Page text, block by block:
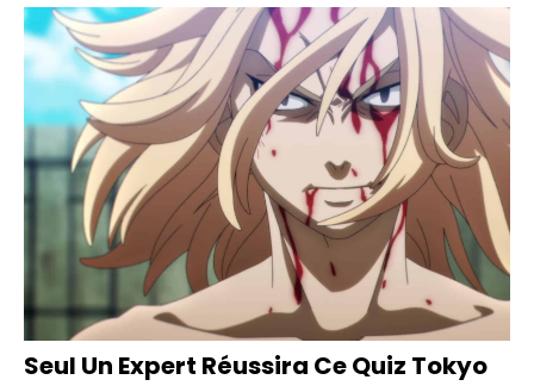
Seul Un Expert Réussira Ce Quiz Tokyo